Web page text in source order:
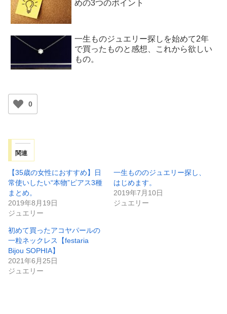
めの3つのポイント
一生ものジュエリー探しを始めて2年
で買ったものと感想、これから欲しい
もの。
0
関連
【35歳の女性におすすめ】日
常使いしたい“本物”ピアス3種
まとめ。
2019年8月19日
ジュエリー
一生もののジュエリー探し、
はじめます。
2019年7月10日
ジュエリー
初めて買ったアコヤパールの
一粒ネックレス【festaria
Bijou SOPHIA】
2021年6月25日
ジュエリー